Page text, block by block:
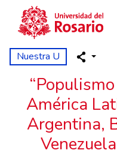
Pasar al contenido principal
Nuestra U
América
Argentina,